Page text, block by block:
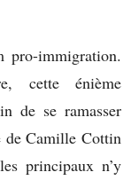
pro-immigration.
cette énième
de se ramasser
Camille Cottin
principaux n’y